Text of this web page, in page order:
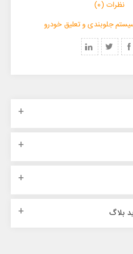
نظرات (0)
جلوبندی و تعلیق خودرو
بلاگ